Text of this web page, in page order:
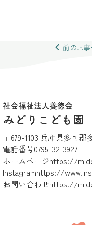
前の記事
社会福祉法人養徳会
みどりこども園
〒679-1103 兵庫県多可郡
電話番号0795-32-3927
ホームページhttps://
Instagramhttps://
お問い合わせhttps://